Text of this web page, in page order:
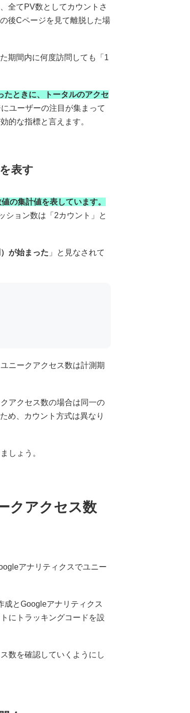
全てPV数としてカウントさ
後Cページを見て離脱した場
期間内に何度訪問しても「1
たときに、トータルのアクセ
ユーザーの注目が集まって
的な指標と言えます。
表す
の集計値を表しています。
ション数は「2カウント」と
が始まった 」と見なされて
ニークアクセス数は計測期
アクセス数の場合は同一の
め、カウント方式は異なり
しょう。
クアクセス数
アナリティクスでユニー
成とGoogleアナリティクス
にトラッキングコードを設
数を確認していくようにし